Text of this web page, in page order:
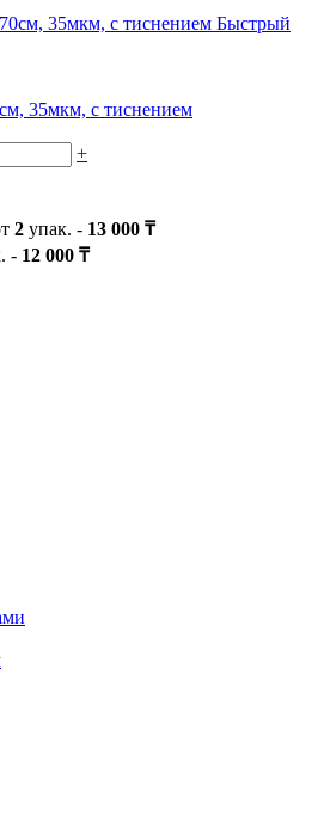
Быстрый
35мкм, с тиснением
+
2 упак. - 13 000 ₸
- 12 000 ₸